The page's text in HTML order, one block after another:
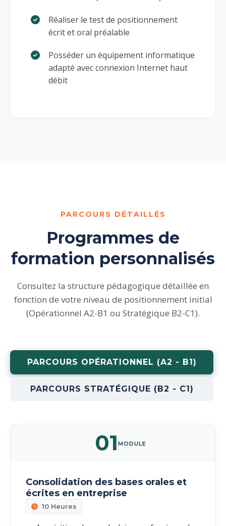
Réaliser le test de positionnement
écrit et oral préalable
Posséder un équipement informatique
adapté avec connexion Internet haut
débit
PARCOURS DÉTAILLÉS
Programmes de
formation personnalisés
Consultez la structure pédagogique détaillée en
fonction de votre niveau de positionnement initial
(Opérationnel A2-B1 ou Stratégique B2-C1).
PARCOURS OPÉRATIONNEL (A2 - B1)
PARCOURS STRATÉGIQUE (B2 - C1)
01 MODULE
Consolidation des bases orales et
écrites en entreprise
10 Heures